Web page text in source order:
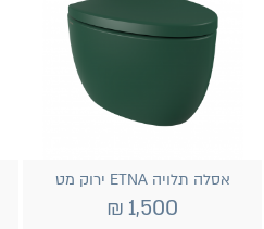
אסלה תלויה ETNA ירוק מט
1,500
₪